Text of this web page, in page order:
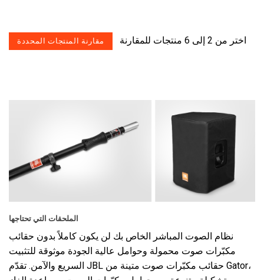
اختر من 2 إلى 6 منتجات للمقارنة
الملحقات التي تحتاجها
نظام الصوت المباشر الخاص بك لن يكون كاملاً بدون حقائب
مكبّرات صوت محمولة وحوامل عالية الجودة موثوقة للتثبيت
السريع والآمن. تقدّم JBL حقائب مكبّرات صوت متينة من Gator،